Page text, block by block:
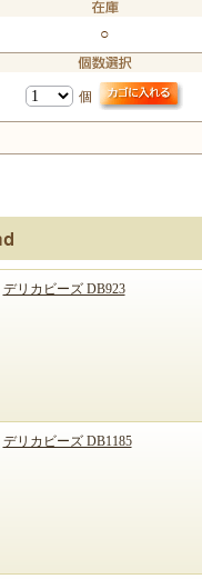
○
個
デリカビーズ DB923
デリカビーズ DB1185